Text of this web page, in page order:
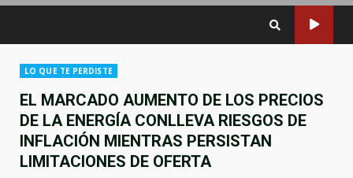
LO QUE TE PERDISTE
EL MARCADO AUMENTO DE LOS PRECIOS
DE LA ENERGÍA CONLLEVA RIESGOS DE
INFLACIÓN MIENTRAS PERSISTAN
LIMITACIONES DE OFERTA